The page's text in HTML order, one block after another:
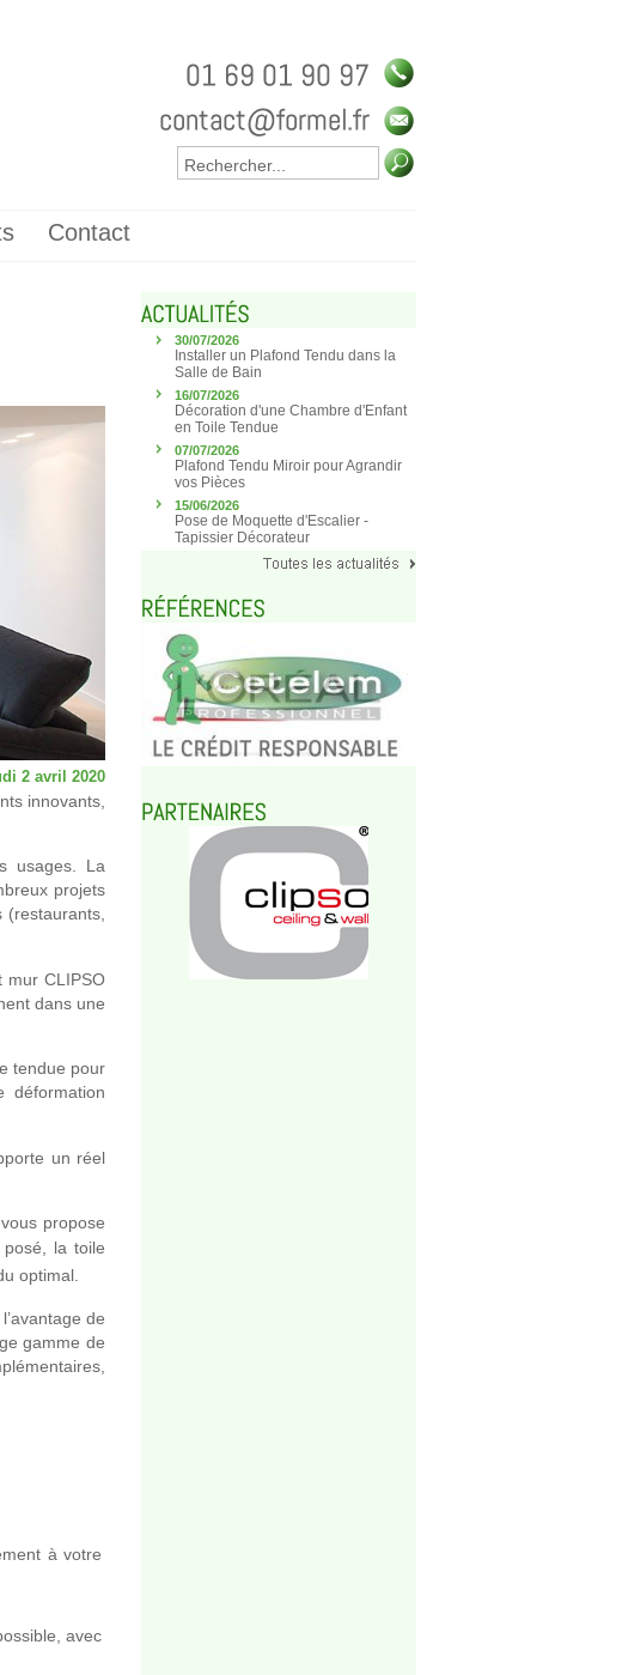
Contact
2 avril 2020
innovants,
usages. La
projets
(restaurants,
mur CLIPSO
dans une
tendue pour
déformation
un réel
vous propose
la toile
optimal.
de
gamme de
à votre
avec
30/07/2026
Installer un Plafond Tendu dans la
Salle de Bain
16/07/2026
Décoration d'une Chambre d'Enfant
en Toile Tendue
07/07/2026
Plafond Tendu Miroir pour Agrandir
vos Pièces
15/06/2026
Pose de Moquette d'Escalier -
Tapissier Décorateur